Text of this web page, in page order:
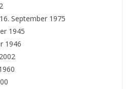
September 1975
1945
1946